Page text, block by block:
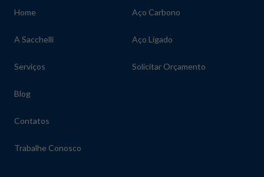
Home
A Sacchelli
Serviços
Blog
Contatos
Trabalhe Conosco
Aço Carbono
Aço Ligado
Solicitar Orçamento